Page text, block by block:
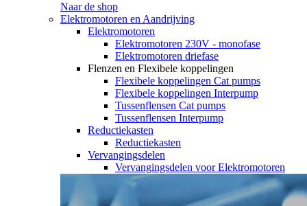
Naar de shop
Elektromotoren en Aandrijving
Elektromotoren
Elektromotoren 230V - monofase
Elektromotoren driefase
Flenzen en Flexibele koppelingen
Flexibele koppelingen Cat pumps
Flexibele koppelingen Interpump
Tussenflensen Cat pumps
Tussenflensen Interpump
Reductiekasten
Reductiekasten
Vervangingsdelen
Vervangingsdelen voor Elektromotoren